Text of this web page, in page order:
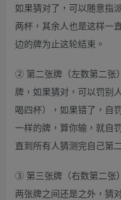
如果猜对了，可以随意指
两杯，其余人也是这样一
边的牌为止这轮结束。
② 第二张牌（左数第二张
牌，如果猜对，可以罚别
喝四杯），如果错了，自
一样的牌，算你输，就自
直到所有人猜测完自己第
③ 第三张牌（右数第二张
两张牌之间还是之外，猜